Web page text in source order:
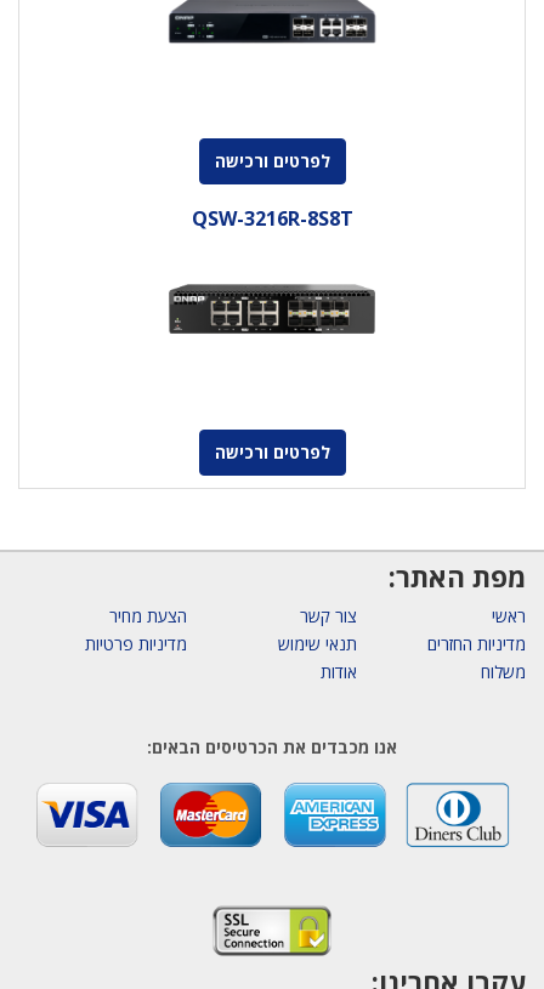
לפרטים ורכישה
QSW-3216R-8S8T
לפרטים ורכישה
מפת האתר:
ראשי צור קשר
הצעת מחיר
מדיניות החזרים
תנאי שימוש
מדיניות פרטיות
משלוח
אודות
אנו מכבדים את הכרטיסים הבאים: